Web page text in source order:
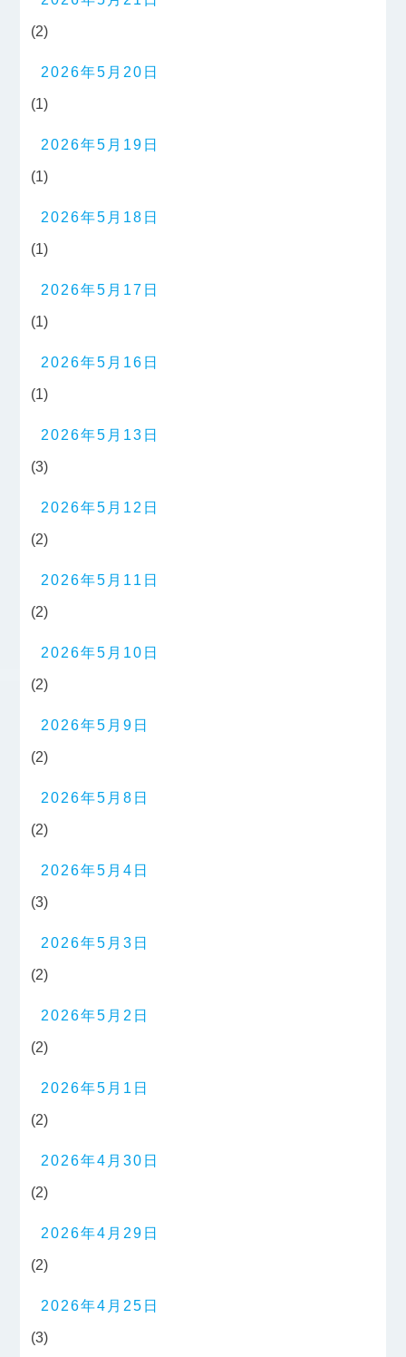
(2)
2026年5月20日
(1)
2026年5月19日
(1)
2026年5月18日
(1)
2026年5月17日
(1)
2026年5月16日
(1)
2026年5月13日
(3)
2026年5月12日
(2)
2026年5月11日
(2)
2026年5月10日
(2)
2026年5月9日
(2)
2026年5月8日
(2)
2026年5月4日
(3)
2026年5月3日
(2)
2026年5月2日
(2)
2026年5月1日
(2)
2026年4月30日
(2)
2026年4月29日
(2)
2026年4月25日
(3)